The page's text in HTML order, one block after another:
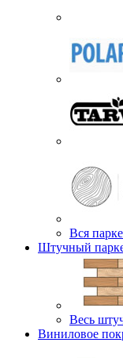
Вся
Штучный
Весь
Виниловое